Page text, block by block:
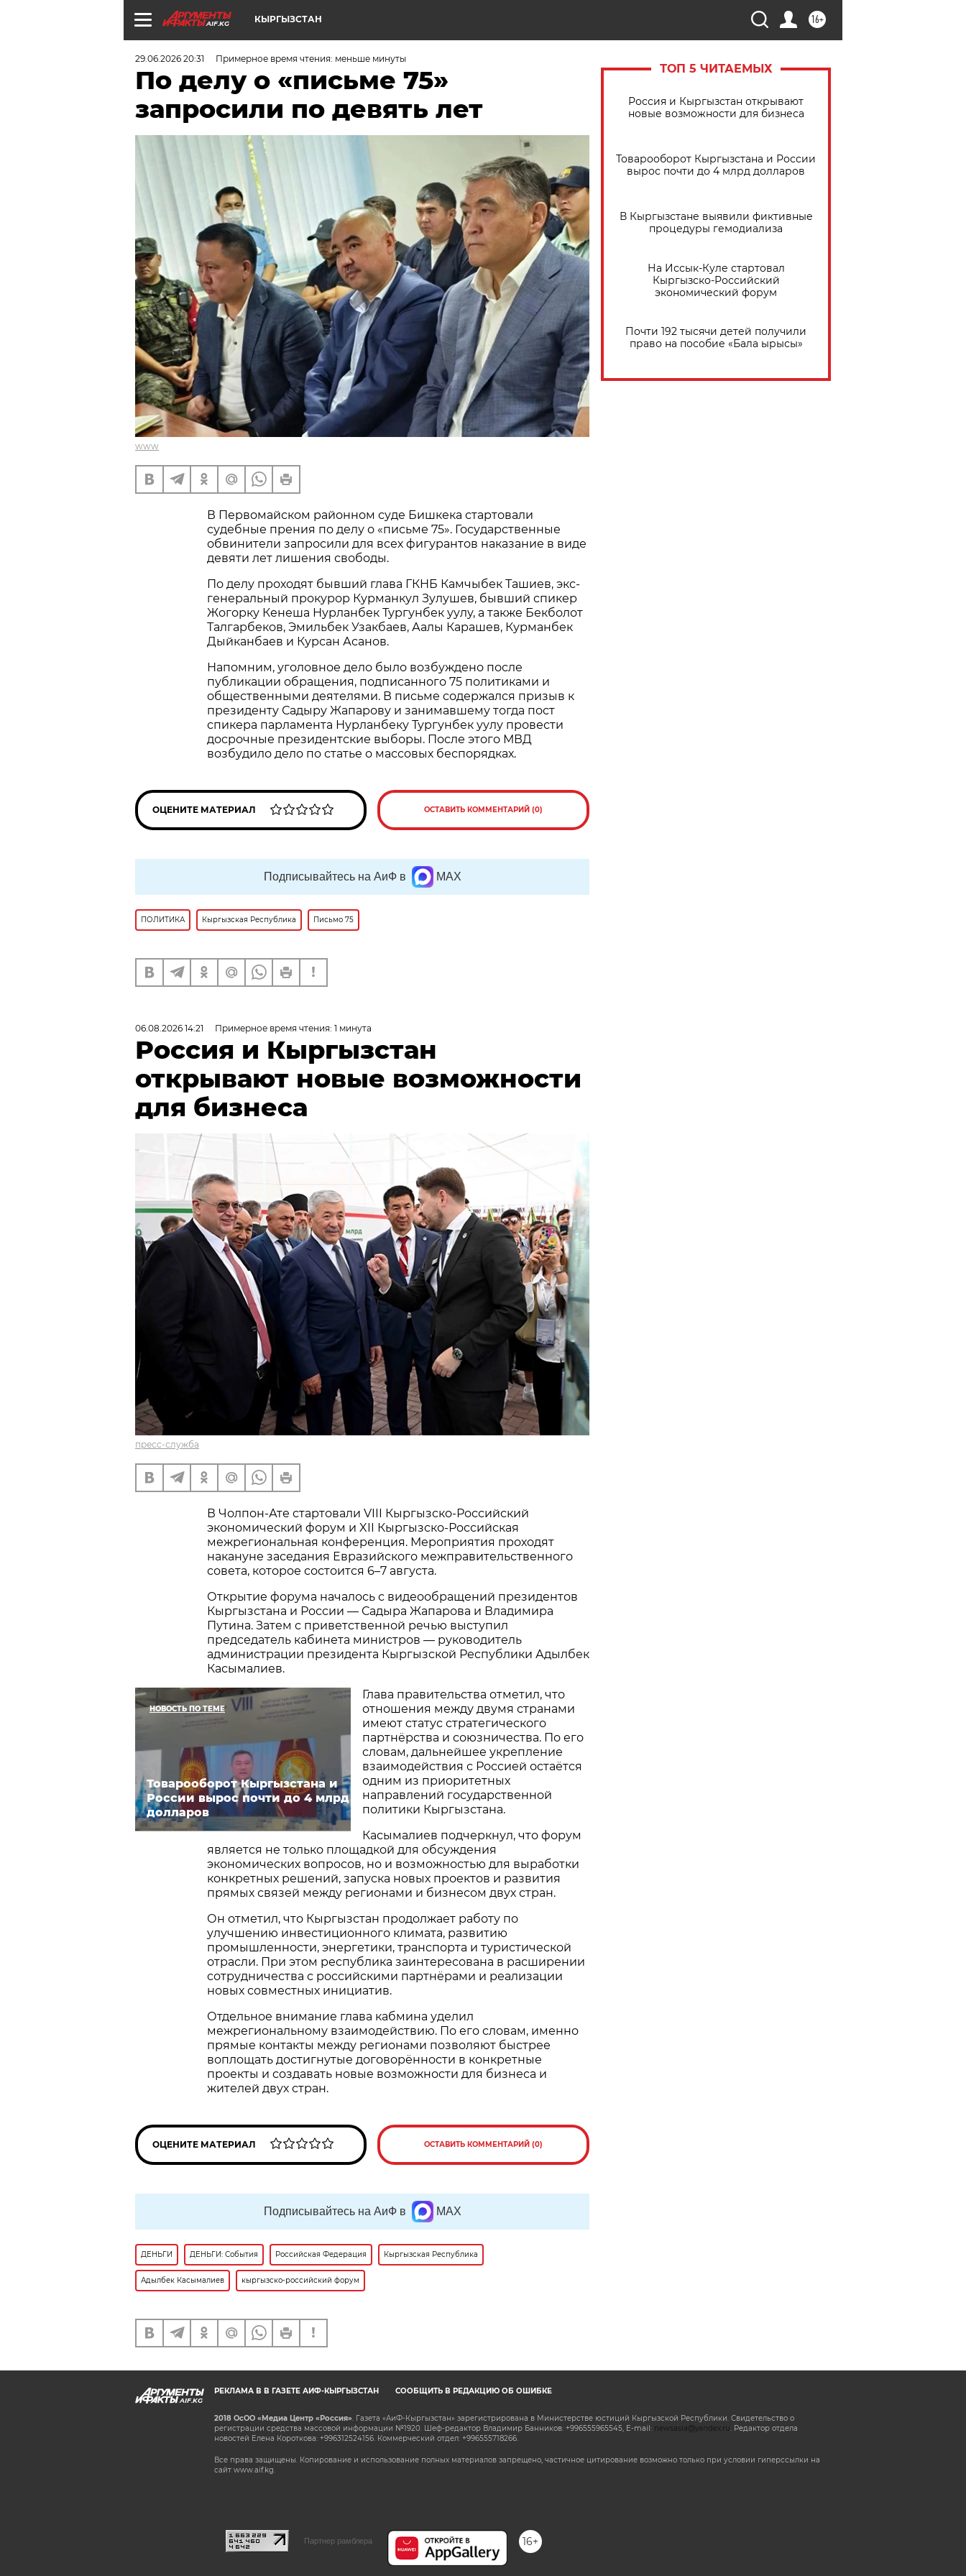
AIF.KG 16+
КЫРГЫЗСТАН
29.06.2026 20:31 Примерное время чтения: меньше минуты
По делу о «письме 75»
запросили по девять лет
www
В Первомайском районном суде Бишкека стартовали
судебные прения по делу о «письме 75». Государственные
обвинители запросили для всех фигурантов наказание в виде
девяти лет лишения свободы.
По делу проходят бывший глава ГКНБ Камчыбек Ташиев, экс-
генеральный прокурор Курманкул Зулушев, бывший спикер
Жогорку Кенеша Нурланбек Тургунбек уулу, а также Бекболот
Талгарбеков, Эмильбек Узакбаев, Аалы Карашев, Курманбек
Дыйканбаев и Курсан Асанов.
Напомним, уголовное дело было возбуждено после
публикации обращения, подписанного 75 политиками и
общественными деятелями. В письме содержался призыв к
президенту Садыру Жапарову и занимавшему тогда пост
спикера парламента Нурланбеку Тургунбек уулу провести
досрочные президентские выборы. После этого МВД
возбудило дело по статье о массовых беспорядках.
ОЦЕНИТЕ МАТЕРИАЛ ОСТАВИТЬ КОММЕНТАРИЙ (0)
Подписывайтесь на АиФ в MAX
ПОЛИТИКА Кыргызская Республика Письмо 75
ТОП 5 ЧИТАЕМЫХ
Россия и Кыргызстан открывают
новые возможности для бизнеса
Товарооборот Кыргызстана и России
вырос почти до 4 млрд долларов
В Кыргызстане выявили фиктивные
процедуры гемодиализа
На Иссык-Куле стартовал
Кыргызско-Российский
экономический форум
Почти 192 тысячи детей получили
право на пособие «Бала ырысы»
06.08.2026 14:21 Примерное время чтения: 1 минута
Россия и Кыргызстан
открывают новые возможности
для бизнеса
пресс-служба
В Чолпон-Ате стартовали VIII Кыргызско-Российский
экономический форум и XII Кыргызско-Российская
межрегиональная конференция. Мероприятия проходят
накануне заседания Евразийского межправительственного
совета, которое состоится 6–7 августа.
Открытие форума началось с видеообращений президентов
Кыргызстана и России — Садыра Жапарова и Владимира
Путина. Затем с приветственной речью выступил
председатель кабинета министров — руководитель
администрации президента Кыргызской Республики Адылбек
Касымалиев.
НОВОСТЬ ПО ТЕМЕ
Товарооборот Кыргызстана и
России вырос почти до 4 млрд
долларов
Глава правительства отметил, что
отношения между двумя странами
имеют статус стратегического
партнёрства и союзничества. По его
словам, дальнейшее укрепление
взаимодействия с Россией остаётся
одним из приоритетных
направлений государственной
политики Кыргызстана.
Касымалиев подчеркнул, что форум
является не только площадкой для обсуждения
экономических вопросов, но и возможностью для выработки
конкретных решений, запуска новых проектов и развития
прямых связей между регионами и бизнесом двух стран.
Он отметил, что Кыргызстан продолжает работу по
улучшению инвестиционного климата, развитию
промышленности, энергетики, транспорта и туристической
отрасли. При этом республика заинтересована в расширении
сотрудничества с российскими партнёрами и реализации
новых совместных инициатив.
Отдельное внимание глава кабмина уделил
межрегиональному взаимодействию. По его словам, именно
прямые контакты между регионами позволяют быстрее
воплощать достигнутые договорённости в конкретные
проекты и создавать новые возможности для бизнеса и
жителей двух стран.
ОЦЕНИТЕ МАТЕРИАЛ ОСТАВИТЬ КОММЕНТАРИЙ (0)
Подписывайтесь на АиФ в MAX
ДЕНЬГИ ДЕНЬГИ: События Российская Федерация Кыргызская Республика
Адылбек Касымалиев кыргызско-российский форум
AIF.KG
РЕКЛАМА В В ГАЗЕТЕ АИФ-КЫРГЫЗСТАН СООБЩИТЬ В РЕДАКЦИЮ ОБ ОШИБКЕ
2018 ОсОО «Медиа Центр «Россия» . Газета «АиФ-Кыргызстан» зарегистрирована в Министерстве юстиций Кыргызской Республики. Свидетельство о
регистрации средства массовой информации №1920. Шеф-редактор Владимир Банников: +996555965545, E-mail: newsasia@yandex.ru . Редактор отдела
новостей Елена Короткова: +996312524156. Коммерческий отдел: +996555718266.
Все права защищены. Копирование и использование полных материалов запрещено, частичное цитирование возможно только при условии гиперссылки на
сайт www.aif.kg.
Партнер рамблера 16+